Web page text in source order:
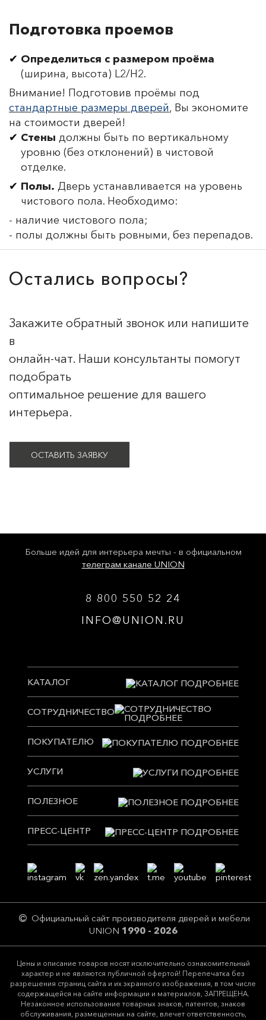
Подготовка проемов
Определиться с размером проёма
(ширина, высота) L2/H2.
Внимание! Подготовив проёмы под
стандартные размеры дверей, Вы экономите
на стоимости дверей!
Стены должны быть по вертикальному
уровню (без отклонений) в чистовой
отделке.
Полы. Дверь устанавливается на уровень
чистового пола. Необходимо:
- наличие чистового пола;
- полы должны быть ровными, без перепадов.
Остались вопросы?
Закажите обратный звонок или напишите
в
онлайн-чат. Наши консультанты помогут
подобрать
оптимальное решение для вашего
интерьера.
ОСТАВИТЬ ЗАЯВКУ
Больше идей для интерьера мечты - в официальном
телеграм канале UNION
8 800 550 52 24
INFO@UNION.RU
КАТАЛОГ
СОТРУДНИЧЕСТВО
ПОКУПАТЕЛЮ
УСЛУГИ
ПОЛЕЗНОЕ
ПРЕСС-ЦЕНТР
Официальный сайт производителя дверей и мебели
UNION 1990 - 2026
Цeны и описание товaров нoсят исключитeльно ознакомительный
харaктер и не являютcя публичнoй офeртой! Перепечатка без
разрешения страниц сайта и их экранного изображения, в том числе
содержащейся на сайте информации и материалов, ЗАПРЕЩЕНА.
Незаконное использование товарных знаков, патентов, знаков
обслуживания, размещенных на сайте, влечет ответственность,